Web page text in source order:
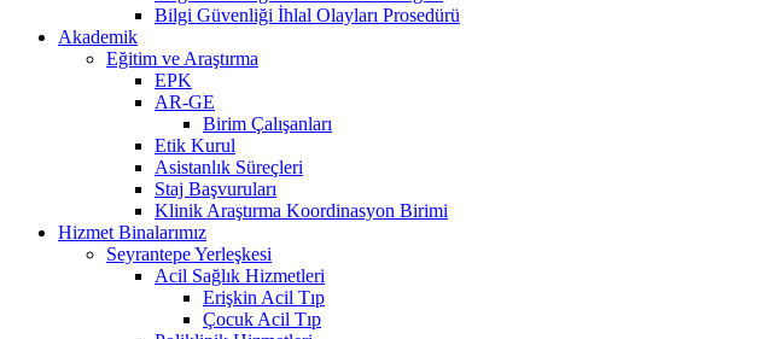
Bilgi Güvenliği İhlal Olayları Prosedürü
Akademik
Eğitim ve Araştırma
EPK
AR-GE
Birim Çalışanları
Etik Kurul
Asistanlık Süreçleri
Staj Başvuruları
Klinik Araştırma Koordinasyon Birimi
Hizmet Binalarımız
Seyrantepe Yerleşkesi
Acil Sağlık Hizmetleri
Erişkin Acil Tıp
Çocuk Acil Tıp